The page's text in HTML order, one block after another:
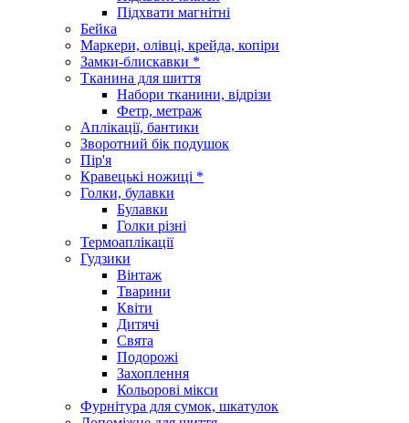
Підхвати магнітні
Бейка
Маркери, олівці, крейда, копіри
Замки-блискавки *
Тканина для шиття
Набори тканини, відрізи
Фетр, метраж
Аплікації, бантики
Зворотний бік подушок
Пір'я
Кравецькі ножиці *
Голки, булавки
Булавки
Голки різні
Термоаплікації
Гудзики
Вінтаж
Тварини
Квіти
Дитячі
Свята
Подорожі
Захоплення
Кольорові мікси
Фурнітура для сумок, шкатулок